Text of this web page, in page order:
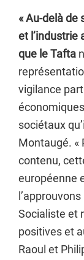
« Au-delà de
et l’industrie
que le Tafta
vigilance
sociétaux
Montaugé. «
contenu,
européenne
Socialiste et
positives et
Raoul et